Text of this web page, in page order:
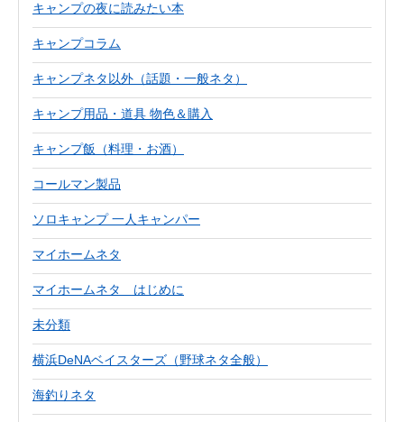
キャンプの夜に読みたい本
キャンプコラム
キャンプネタ以外（話題・一般ネタ）
キャンプ用品・道具 物色＆購入
キャンプ飯（料理・お酒）
コールマン製品
ソロキャンプ 一人キャンパー
マイホームネタ
マイホームネタ はじめに
未分類
横浜DeNAベイスターズ（野球ネタ全般）
海釣りネタ